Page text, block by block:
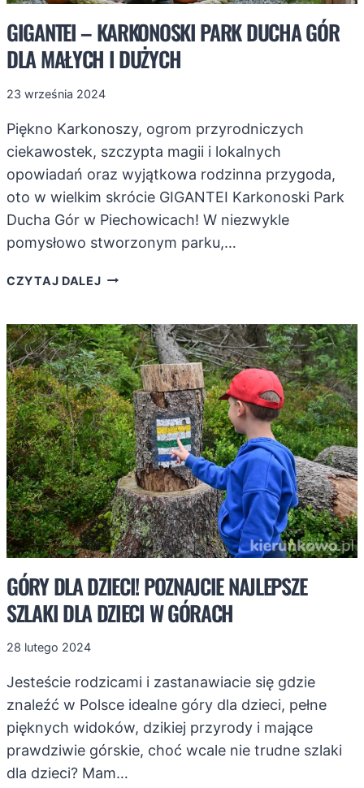
GIGANTEI – KARKONOSKI PARK DUCHA GÓR
DLA MAŁYCH I DUŻYCH
23 września 2024
Piękno Karkonoszy, ogrom przyrodniczych
ciekawostek, szczypta magii i lokalnych
opowiadań oraz wyjątkowa rodzinna przygoda,
oto w wielkim skrócie GIGANTEI Karkonoski Park
Ducha Gór w Piechowicach! W niezwykle
pomysłowo stworzonym parku,…
CZYTAJ DALEJGIGANTEI
PARK
DUCHA
GÓR
DLA
MAŁYCH
I
DUŻYCH
GÓRY DLA DZIECI! POZNAJCIE NAJLEPSZE
SZLAKI DLA DZIECI W GÓRACH
28 lutego 2024
Jesteście rodzicami i zastanawiacie się gdzie
znaleźć w Polsce idealne góry dla dzieci, pełne
pięknych widoków, dzikiej przyrody i mające
prawdziwie górskie, choć wcale nie trudne szlaki
dla dzieci? Mam…